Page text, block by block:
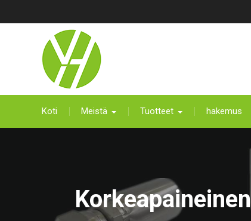
sisältöön
Koti Meistä Tuotteet hakemus